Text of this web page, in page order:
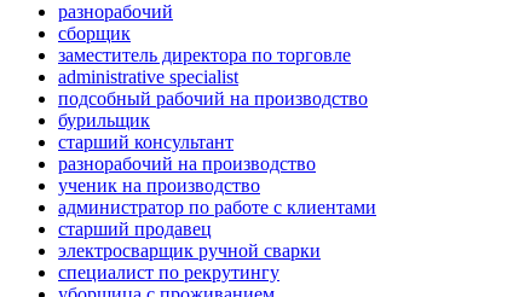
разнорабочий
сборщик
заместитель директора по торговле
administrative specialist
подсобный рабочий на производство
бурильщик
старший консультант
разнорабочий на производство
ученик на производство
администратор по работе с клиентами
старший продавец
электросварщик ручной сварки
специалист по рекрутингу